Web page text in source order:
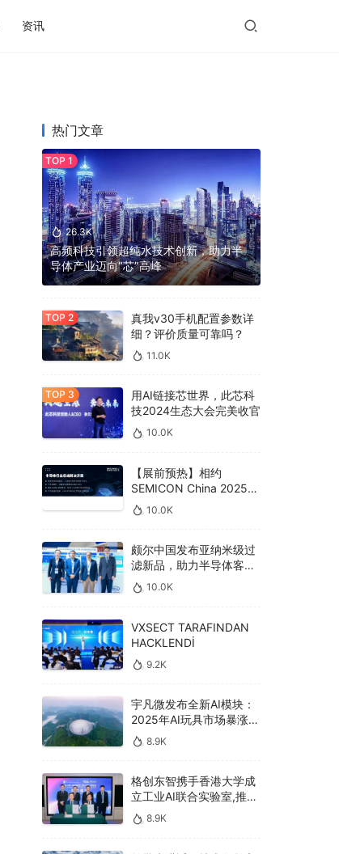
资讯
热门文章
26.3K
高频科技引领超纯水技术创新，助力半
导体产业迈向“芯”高峰
真我v30手机配置参数详
细？评价质量可靠吗？
11.0K
用AI链接芯世界，此芯科
技2024生态大会完美收官
10.0K
【展前预热】相约
SEMICON China 2025，
德克威尔总线解决方案革
新助力半导体设备高效升
10.0K
颇尔中国发布亚纳米级过
滤新品，助力半导体客户
良率提升
10.0K
VXSECT TARAFINDAN
HACKLENDİ
9.2K
宇凡微发布全新AI模块：
2025年AI玩具市场暴涨
400亿，90%传统厂商的
生死战即将打响
8.9K
格创东智携手香港大学成
立工业AI联合实验室,推进
AMHS智能物料搬运调度
系统研发
8.9K